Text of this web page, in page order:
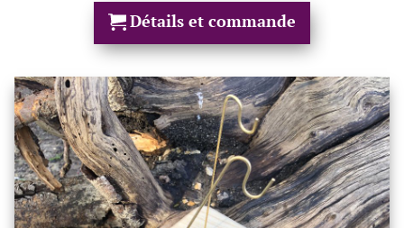
Détails et commande